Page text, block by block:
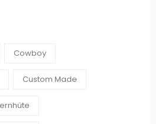
Cowboy
Custom Made